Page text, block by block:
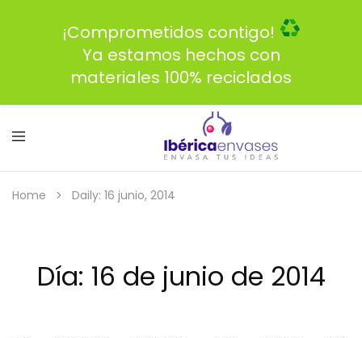
Home Daily: 16 junio, 2014
Día: 16 de junio de 2014
¡Comprometidos contigo!
Ya estamos hechos con
materiales 100% reciclados